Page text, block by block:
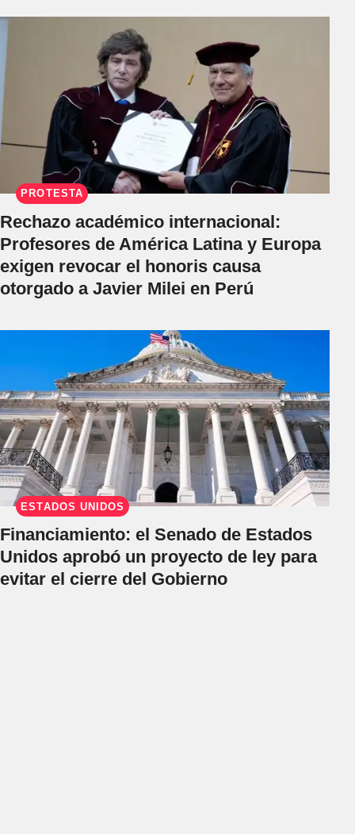
PROTESTA
Rechazo académico internacional:
Profesores de América Latina y Europa
exigen revocar el honoris causa
otorgado a Javier Milei en Perú
ESTADOS UNIDOS
Financiamiento: el Senado de Estados
Unidos aprobó un proyecto de ley para
evitar el cierre del Gobierno